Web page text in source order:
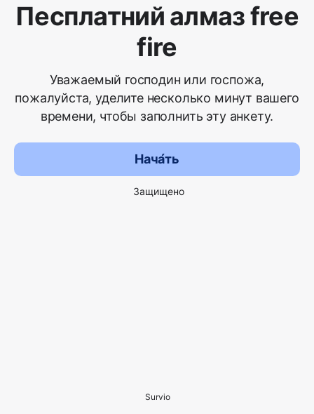
Песплатний алмаз free
fire
Уважаемый господин или госпожа,
пожалуйста, уделите несколько минут вашего
времени, чтобы заполнить эту анкету.
Нача́ть
Защищено
Survio